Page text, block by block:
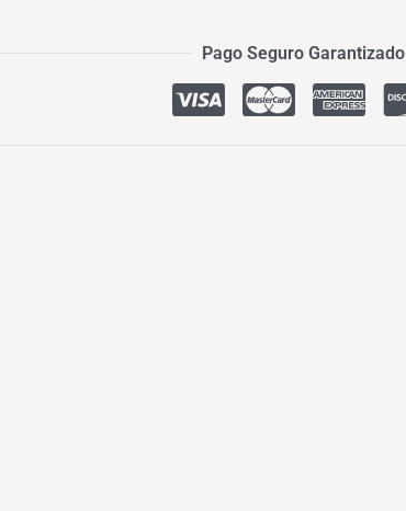
Pago Seguro Garantizado